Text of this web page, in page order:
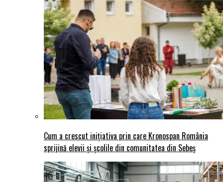
Cum a crescut inițiativa prin care Kronospan România
sprijină elevii și școlile din comunitatea din Sebeș